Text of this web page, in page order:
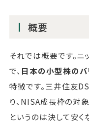
概要
それでは概要です。ニ
で、 日本の小型株の
特徴です。三井住友
り、NISA成長枠の対
というのは決して安